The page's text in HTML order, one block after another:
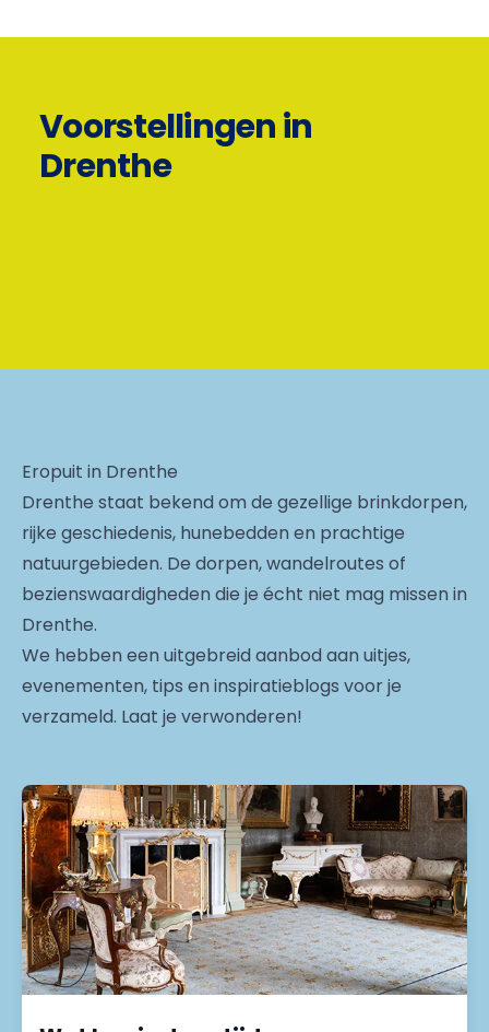
Voorstellingen in
Drenthe
Eropuit in Drenthe
Drenthe staat bekend om de gezellige brinkdorpen,
rijke geschiedenis, hunebedden en prachtige
natuurgebieden. De dorpen, wandelroutes of
bezienswaardigheden die je écht niet mag missen in
Drenthe.
We hebben een uitgebreid aanbod aan uitjes,
evenementen, tips en inspiratieblogs voor je
verzameld. Laat je verwonderen!